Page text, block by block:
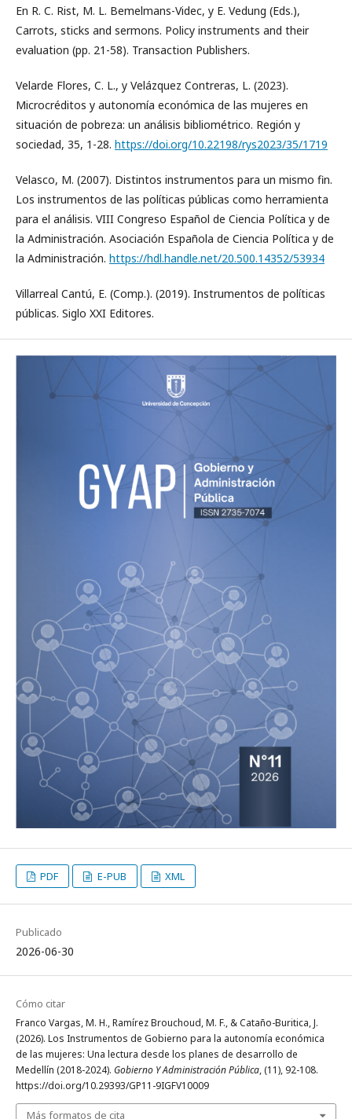
En R. C. Rist, M. L. Bemelmans-Videc, y E. Vedung (Eds.),
Carrots, sticks and sermons. Policy instruments and their
evaluation (pp. 21-58). Transaction Publishers.
Velarde Flores, C. L., y Velázquez Contreras, L. (2023).
Microcréditos y autonomía económica de las mujeres en
situación de pobreza: un análisis bibliométrico. Región y
sociedad, 35, 1-28. https://doi.org/10.22198/rys2023/35/1719
Velasco, M. (2007). Distintos instrumentos para un mismo fin.
Los instrumentos de las políticas públicas como herramienta
para el análisis. VIII Congreso Español de Ciencia Política y de
la Administración. Asociación Española de Ciencia Política y de
la Administración. https://hdl.handle.net/20.500.14352/53934
Villarreal Cantú, E. (Comp.). (2019). Instrumentos de políticas
públicas. Siglo XXI Editores.
PDF E-PUB XML
Publicado
2026-06-30
Cómo citar
Franco Vargas, M. H., Ramírez Brouchoud, M. F., & Cataño-Buritica, J.
(2026). Los Instrumentos de Gobierno para la autonomía económica
de las mujeres: Una lectura desde los planes de desarrollo de
Medellín (2018-2024). Gobierno Y Administración Pública, (11), 92-108.
https://doi.org/10.29393/GP11-9IGFV10009
Más formatos de cita